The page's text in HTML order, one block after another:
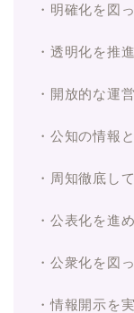
・明確化を図
・透明化を推
・開放的な運
・公知の情報
・周知徹底し
・公表化を進
・公衆化を図
・情報開示を